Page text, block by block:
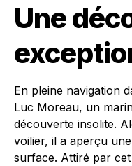
Une
En pleine navigation
Luc Moreau, un
découverte insolite.
voilier, il a aperçu
surface. Attiré par cet